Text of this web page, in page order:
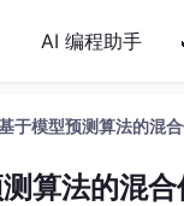
AI 编程助手
于模型预测算法的混
算法的混